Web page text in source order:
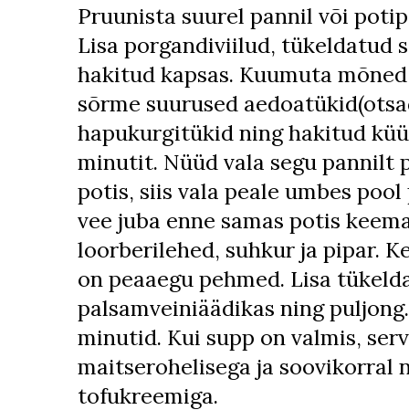
Pruunista suurel pannil või
Lisa porgandiviilud, tükeldatud
hakitud kapsas. Kuumuta
sõrme suurused
hapukurgitükid ning hakitud
minutit. Nüüd vala segu pannilt
potis, siis vala peale umbes
vee juba enne samas potis
loorberilehed, suhkur ja pipar.
on peaaegu pehmed. Lisa
palsamveiniäädikas ning
minutid. Kui supp on valmis,
maitserohelisega ja soovikorral
tofukreemiga.